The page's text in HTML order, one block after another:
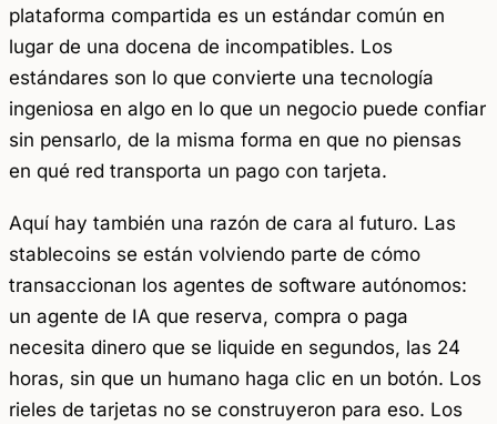
plataforma compartida es un estándar común en
lugar de una docena de incompatibles. Los
estándares son lo que convierte una tecnología
ingeniosa en algo en lo que un negocio puede confiar
sin pensarlo, de la misma forma en que no piensas
en qué red transporta un pago con tarjeta.
Aquí hay también una razón de cara al futuro. Las
stablecoins se están volviendo parte de cómo
transaccionan los agentes de software autónomos:
un agente de IA que reserva, compra o paga
necesita dinero que se liquide en segundos, las 24
horas, sin que un humano haga clic en un botón. Los
rieles de tarjetas no se construyeron para eso. Los